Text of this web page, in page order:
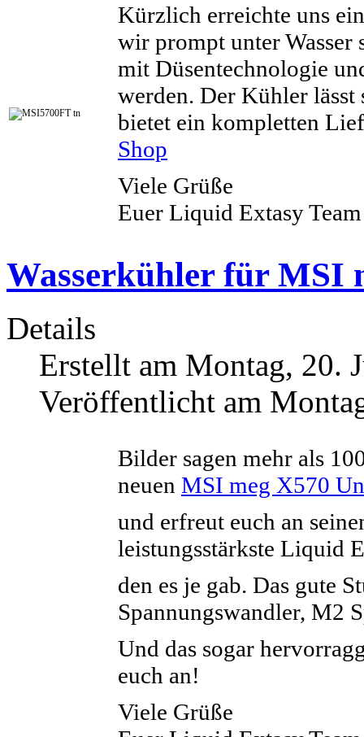
Kürzlich erreichte uns
wir prompt unter Wasser
mit Düsentechnologie
werden. Der Kühler
bietet ein kompletten
Shop
Viele Grüße
Euer Liquid Extasy Team
Wasserkühler für MSI
Details
Erstellt am Montag, 20.
Veröffentlicht am
Bilder sagen mehr als
neuen MSI meg X570
und erfreut euch an
leistungsstärkste Liquid
den es je gab. Das gute
Spannungswandler, M2
Und das sogar
euch an!
Viele Grüße